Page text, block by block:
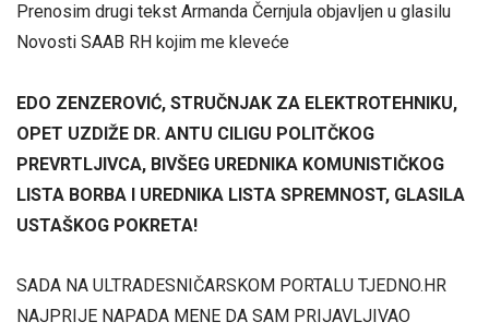
Prenosim drugi tekst Armanda Černjula objavljen u glasilu
Novosti SAAB RH kojim me kleveće
EDO ZENZEROVIĆ, STRUČNJAK ZA ELEKTROTEHNIKU,
OPET UZDIŽE DR. ANTU CILIGU POLITČKOG
PREVRTLJIVCA, BIVŠEG UREDNIKA KOMUNISTIČKOG
LISTA BORBA I UREDNIKA LISTA SPREMNOST, GLASILA
USTAŠKOG POKRETA!
SADA NA ULTRADESNIČARSKOM PORTALU TJEDNO.HR
NAJPRIJE NAPADA MENE DA SAM PRIJAVLJIVAO